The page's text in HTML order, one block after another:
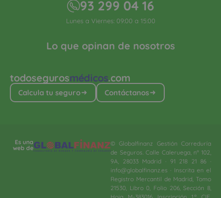
todosegurosmédicos.com
Calcula tu seguro Contáctanos
Lo que opinan de nosotros
93 299 04 16
Lunes a Viernes: 09:00 a 15:00
Es una
web de
© Globalfinanz Gestión Correduría
de Seguros. Calle Caleruega, nº 102,
9A, 28033 Madrid · 91 218 21 86 ·
info@globalfinanz.es · Inscrita en el
Registro Mercantil de Madrid, Tomo
21530, Libro 0, Folio 206, Sección 8,